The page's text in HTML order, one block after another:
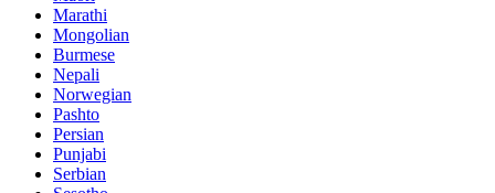
Marathi
Mongolian
Burmese
Nepali
Norwegian
Pashto
Persian
Punjabi
Serbian